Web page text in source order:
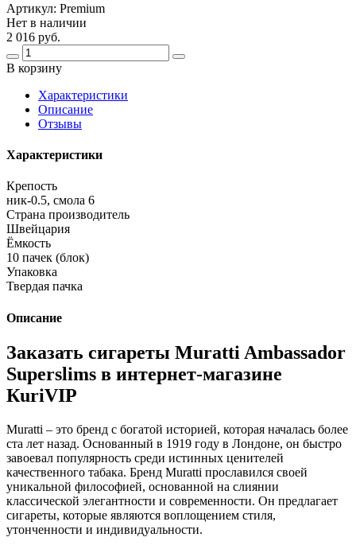
Артикул: Premium
Нет в наличии
2 016 руб.
В корзину
Харaктеристики
Описание
Отзывы
Характеристики
Крепость
ник-0.5, смола 6
Страна производитель
Швейцария
Ёмкость
10 пачек (блок)
Упаковка
Твердая пачка
Описание
Заказать сигареты Muratti Ambassador
Superslims в интернет-магазине
КuriVIP
Muratti – это бренд с богатой историей, которая началась более
ста лет назад. Основанный в 1919 году в Лондоне, он быстро
завоевал популярность среди истинных ценителей
качественного табака. Бренд Muratti прославился своей
уникальной философией, основанной на слиянии
классической элегантности и современности. Он предлагает
сигареты, которые являются воплощением стиля,
утонченности и индивидуальности.